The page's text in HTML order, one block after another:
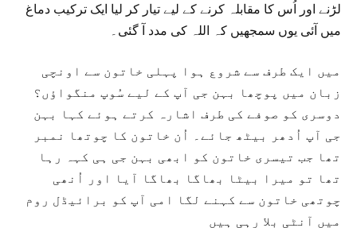
لڑنے اور اُس کا مقابلہ کرنے کے لیے تیار کر لیا ایک ترکیب دماغ
میں آئی یوں سمجھیں کہ اللہ کی مدد آ گئی۔
میں ایک طرف سے شروع ہوا پہلی خاتون سے اونچی
زبان میں پوچھا بہن جی آپ کے لیے سُوپ منگواؤں؟
دوسری کو صوفے کی طرف اشارہ کرتے ہوئے کہا بہن
جی آپ اُدھر بیٹھ جائے۔ اُن خاتون کا چوتھا نمبر
تھا جب تیسری خاتون کو ابھی بہن جی ہی کہہ رہا
تھا تو میرا بیٹا بھاگا بھاگا آیا اور اُنھی
چوتھی خاتون سے کہنے لگا امی آپ کو برائیڈل روم
میں آنٹی بلا رہی ہیں